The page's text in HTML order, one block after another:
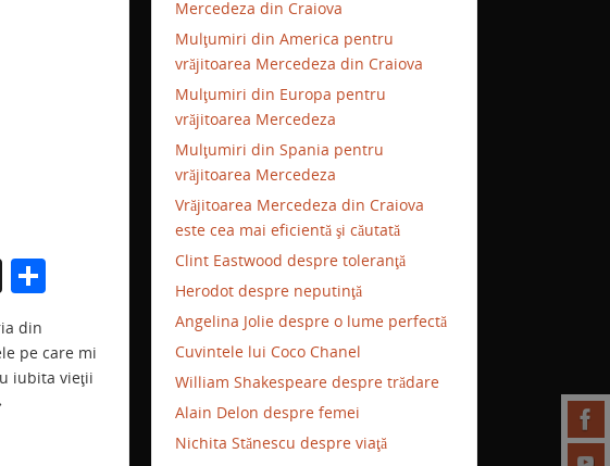
X P
ta
je
din
pe care mi
iubita vieţii
Mercedeza din Craiova
Mulţumiri din America pentru
vrăjitoarea Mercedeza din Craiova
Mulţumiri din Europa pentru
vrăjitoarea Mercedeza
Mulţumiri din Spania pentru
vrăjitoarea Mercedeza
Vrăjitoarea Mercedeza din Craiova
este cea mai eficientă şi căutată
Clint Eastwood despre toleranţă
Herodot despre neputinţă
Angelina Jolie despre o lume perfectă
Cuvintele lui Coco Chanel
William Shakespeare despre trădare
Alain Delon despre femei
Nichita Stănescu despre viaţă